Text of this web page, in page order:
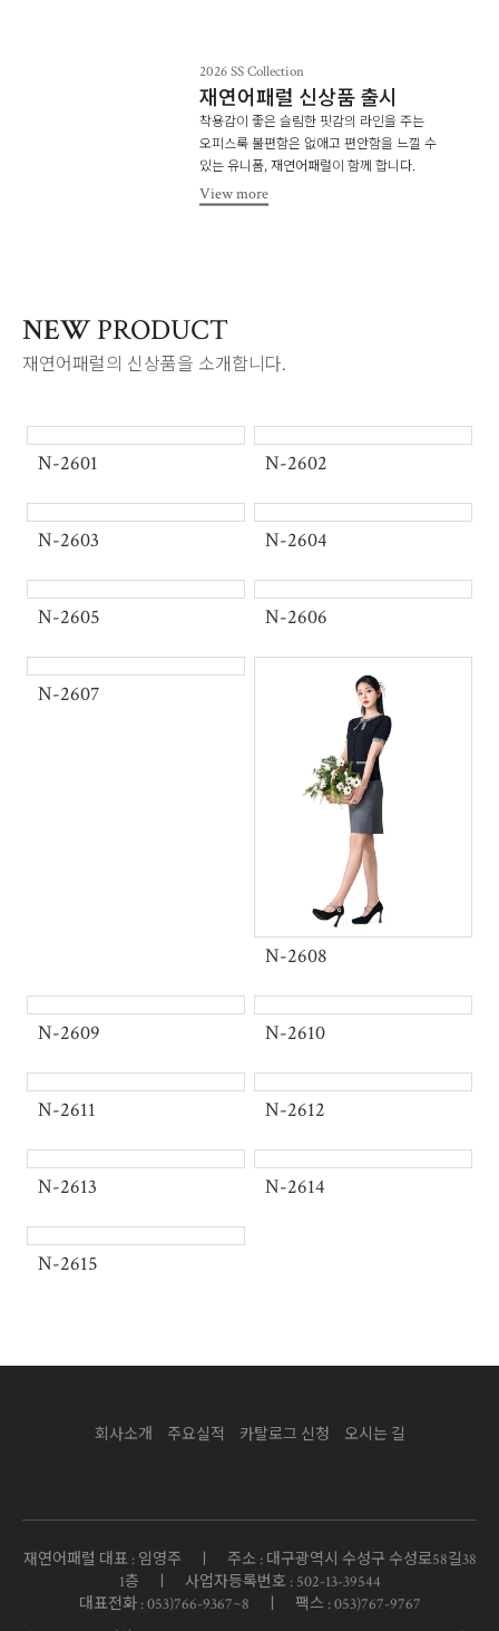
2026 SS Collection
재연어패럴 신상품 출시
착용감이 좋은 슬림한 핏감의 라인을 주는
오피스룩 불편함은 없애고 편안함을 느낄 수
있는 유니폼, 재연어패럴이 함께 합니다.
View more
재연어패럴 신상품 출시
착용감이 좋은 슬림한 핏감의 라인을 주는
오피스룩불편함은 없애고 편안함을 느낄 수
2026 SS Collection
재연어패럴 신상품 출시
있는 유니폼, 재연어패럴이 함께 합니다.
재연어패럴 신상품 출시
착용감이 좋은 슬림한 핏감의 라인을 주는
불편함은 없애고 편안함을 느낄 수
있는 유니폼, 재연어패럴이 함께 합니다.
2026 SS Collection
재연어패럴 신상품 출시
착용감이 좋은 슬림한 핏감의 라인을 주는
불편함은 없애고 편안함을 느낄 수
2026 SS Collection
NEWPRODUCT
재연어패럴의 신상품을 소개합니다.
N-2601 N-2602
N-2603 N-2604
N-2605 N-2606
N-2607
N-2608
N-2609 N-2610
N-2611 N-2612
N-2613 N-2614
N-2615
회사소개 주요실적 카탈로그 신청 오시는 길
재연어패럴 대표 : 임영주 ㅣ 주소 : 대구광역시 수성구 수성로58길38
1층 ㅣ 사업자등록번호 : 502-13-39544
대표전화 : 053)766-9367~8 ㅣ 팩스 : 053)767-9767